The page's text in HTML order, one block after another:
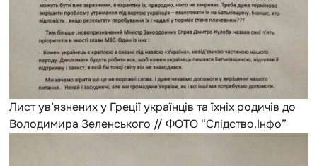
Лист ув’язнених у Греції українців та їхніх родичів до
Володимира Зеленського // ФОТО “Слідство.Інфо”